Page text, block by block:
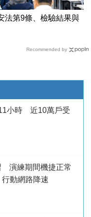
第9條、檢驗結果與
Recommended by
小時 近10萬戶受
演練期間機捷正常
動網路降速